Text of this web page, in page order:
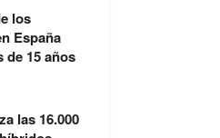
los
España
de 15 años
las 16.000